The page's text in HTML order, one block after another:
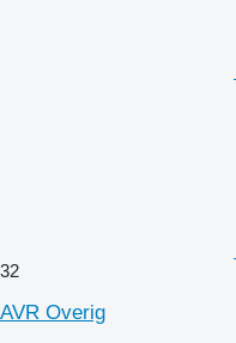
32
AVR Overig